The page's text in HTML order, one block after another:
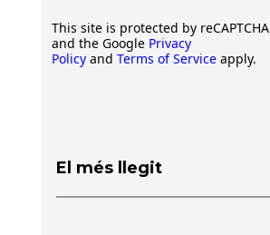
This site is protected by reCAPTCHA
and the Google Privacy
Policy and Terms of Service apply.
El més llegit